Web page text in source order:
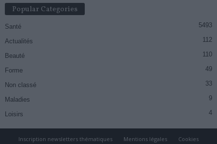
Popular Categories
Santé 5493
Actualités 112
Beauté 110
Forme 49
Non classé 33
Maladies 9
Loisirs 4
Inscription newsletters thématiques Mentions légales Cookies